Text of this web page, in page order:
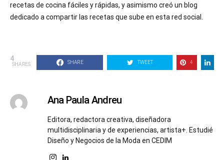
recetas de cocina fáciles y rápidas, y asimismo creó un blog
dedicado a compartir las recetas que sube en esta red social.
4
SHARES SHARE TWEET 4
Ana Paula Andreu
Editora, redactora creativa, diseñadora
multidisciplinaria y de experiencias, artista+. Estudié
Diseño y Negocios de la Moda en CEDIM